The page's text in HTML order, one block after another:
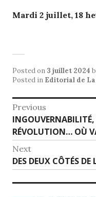
Mardi 2 juillet, 18
Posted on 3 juillet 2024
Posted in Editorial de La
Navigation
de
l’article
Previous
Previous
post:
INGOUVERNABILITÉ,
RÉVOLUTION… OÙ
Next
Next
post:
DES DEUX CÔTÉS DE